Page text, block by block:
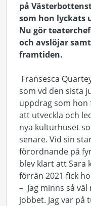
på
som hon lyckats
Nu gör
och avslöjar
framtiden.
Fransesca
som vd den sista
uppdrag som hon
att utveckla och
nya kulturhuset
senare. Vid sin
förordnande på
blev klart att Sara
förrän 2021 fick
– Jag minns så
jobbet. Jag var på